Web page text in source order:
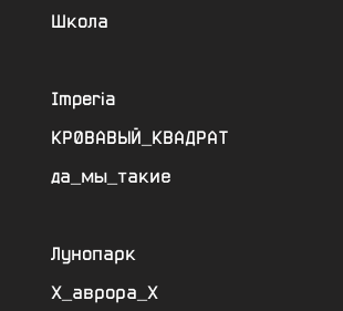
Школа
Imperia
КР0ВАВЫЙ_КВАДРАТ
да_мы_такие
Лунопарк
Х_аврора_Х